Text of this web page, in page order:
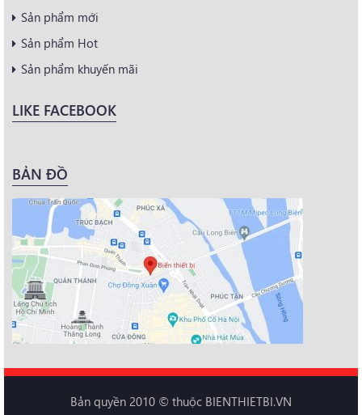
Sản phẩm mới
Sản phẩm Hot
Sản phẩm khuyến mãi
LIKE FACEBOOK
BẢN ĐỒ
Bản quyền 2010 © thuộc BIENTHIETBI.VN